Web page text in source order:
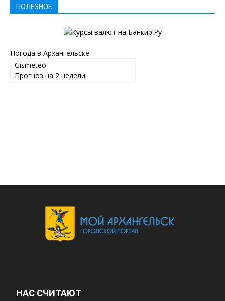
ПОЛЕЗНОЕ
Погода в Архангельске
Gismeteo
Прогноз на 2 недели
НАС СЧИТАЮТ